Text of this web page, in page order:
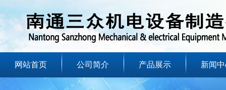
网站首页 公司简介 产品展示 新闻